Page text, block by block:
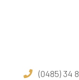
(0485) 34